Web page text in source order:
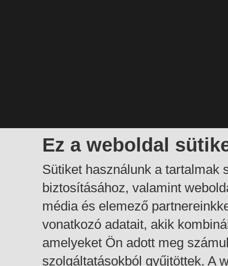
Ez a weboldal
Sütiket használunk a tartalmak
biztosításához, valamint
média és elemező
vonatkozó adatait, akik
amelyeket Ön adott meg
szolgáltatásokból gyűjtöttek. A